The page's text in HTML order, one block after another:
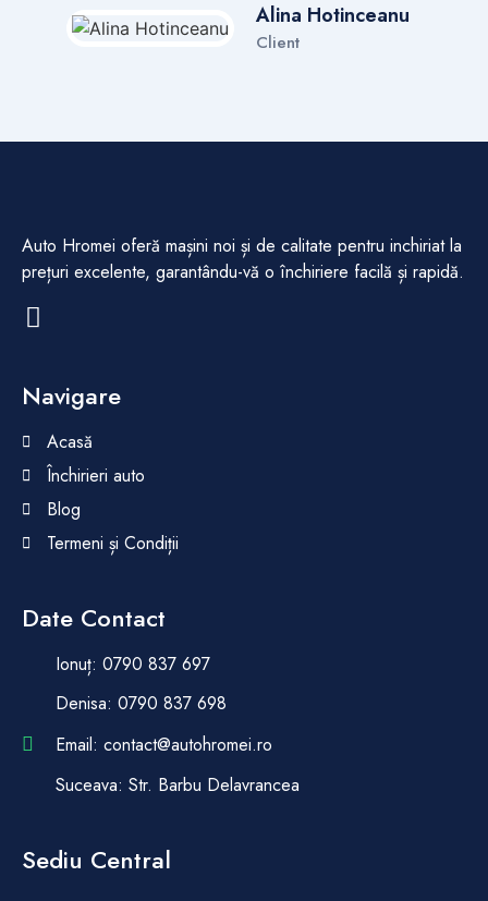
Alina Hotinceanu
Client
Auto Hromei oferă mașini noi și de calitate pentru inchiriat la
prețuri excelente, garantându-vă o închiriere facilă și rapidă.
Navigare
Acasă
Închirieri auto
Blog
Termeni și Condiții
Date Contact
Ionuț: 0790 837 697
Denisa: 0790 837 698
Email: contact@autohromei.ro
Suceava: Str. Barbu Delavrancea
Sediu Central